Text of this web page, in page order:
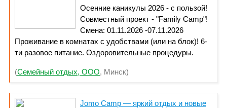
Осенние каникулы 2026 - с пользой!
Совместный проект - "Family Сamp"!
Смена: 01.11.2026 -07.11.2026
Проживание в комнатах с удобствами (или на блок)! 6-
ти разовое питание. Оздоровительные процедуры.
(Семейный отдых, ООО, Минск)
Jomo Camp — яркий отдых и новые